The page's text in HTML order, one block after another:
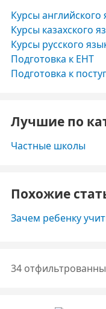
Курсы английского
Курсы казахского
Курсы русского
Подготовка к ЕНТ
Подготовка к
Лучшие по
Частные школы
Похожие
Зачем ребенку
34